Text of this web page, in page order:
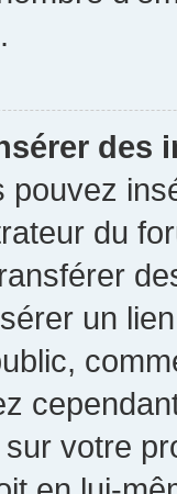
des
pouvez
du
un
votre